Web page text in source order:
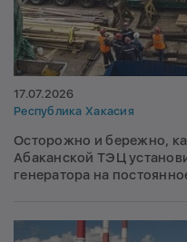
17.07.2026
Республика Хакасия
Осторожно и бережно,
Абаканской ТЭЦ
генератора на